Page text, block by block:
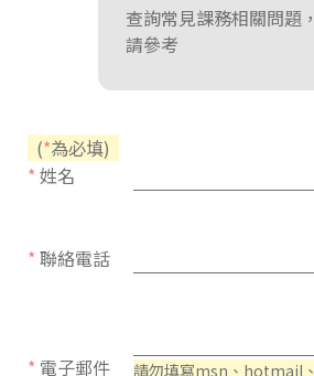
查詢常見課務相關問題，
請參考
(*為必填)
* 姓名
* 聯絡電話
* 電子郵件
請勿填寫msn、hotmail